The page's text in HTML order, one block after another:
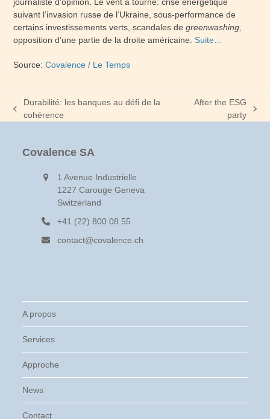
suivant l’invasion russe de l’Ukraine, sous-performance de
certains investissements verts, scandales degreenwashing,
opposition d’une partie de la droite américaine.Suite…
Source:Covalence / Le Temps
previous
Durabilité: les banques au défi de la
cohérence
After the ESG
party
Covalence SA
1 Avenue Industrielle
1227 Carouge Geneva
Switzerland
+41 (22) 800 08 55
contact@covalence.ch
A propos
Services
Approche
News
Contact